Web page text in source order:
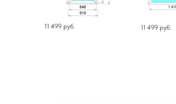
11 499 руб.
11 499 руб.